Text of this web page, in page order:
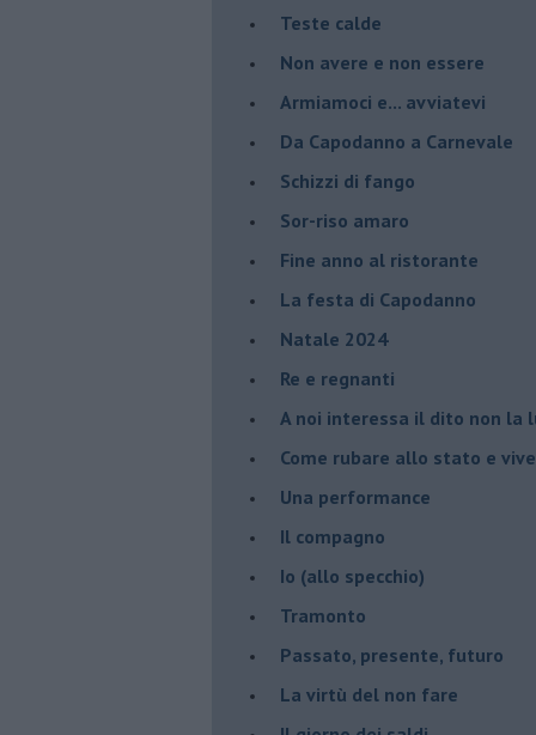
Teste calde
Non avere e non essere
Armiamoci e... avviatevi
Da Capodanno a Carnevale
Schizzi di fango
Sor-riso amaro
Fine anno al ristorante
La festa di Capodanno
Natale 2024
Re e regnanti
A noi interessa il dito non la
Come rubare allo stato e
Una performance
Il compagno
​Io (allo specchio)
Tramonto
Passato, presente, futuro
La virtù del non fare